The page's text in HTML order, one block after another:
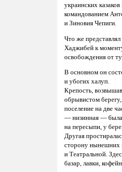
украинских
командованием
и Зиновия Чепиги.
Что же
Хаджибей к
освобождения от
В основном он
и убогих халуп.
Крепость,
обрывистом берегу,
поселение на две
— низинная —
на пересыпи, у
Другая
сторону
и Театральной.
базар, лавки,